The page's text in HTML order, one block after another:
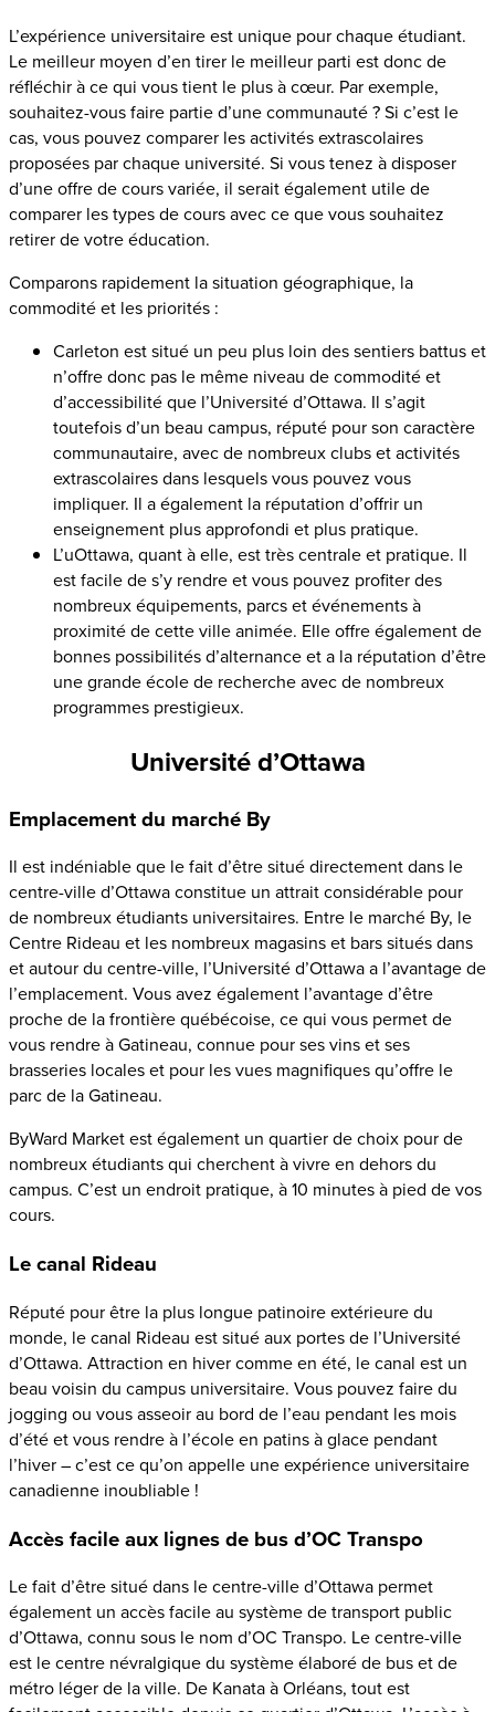
L’expérience universitaire est unique pour chaque étudiant.
Le meilleur moyen d’en tirer le meilleur parti est donc de
réfléchir à ce qui vous tient le plus à cœur. Par exemple,
souhaitez-vous faire partie d’une communauté ? Si c’est le
cas, vous pouvez comparer les activités extrascolaires
proposées par chaque université. Si vous tenez à disposer
d’une offre de cours variée, il serait également utile de
comparer les types de cours avec ce que vous souhaitez
retirer de votre éducation.
Comparons rapidement la situation géographique, la
commodité et les priorités :
Carleton est situé un peu plus loin des sentiers battus et
n’offre donc pas le même niveau de commodité et
d’accessibilité que l’Université d’Ottawa. Il s’agit
toutefois d’un beau campus, réputé pour son caractère
communautaire, avec de nombreux clubs et activités
extrascolaires dans lesquels vous pouvez vous
impliquer. Il a également la réputation d’offrir un
enseignement plus approfondi et plus pratique.
L’uOttawa, quant à elle, est très centrale et pratique. Il
est facile de s’y rendre et vous pouvez profiter des
nombreux équipements, parcs et événements à
proximité de cette ville animée. Elle offre également de
bonnes possibilités d’alternance et a la réputation d’être
une grande école de recherche avec de nombreux
programmes prestigieux.
Université d’Ottawa
Emplacement du marché By
Il est indéniable que le fait d’être situé directement dans le
centre-ville d’Ottawa constitue un attrait considérable pour
de nombreux étudiants universitaires. Entre le marché By, le
Centre Rideau et les nombreux magasins et bars situés dans
et autour du centre-ville, l’Université d’Ottawa a l’avantage de
l’emplacement. Vous avez également l’avantage d’être
proche de la frontière québécoise, ce qui vous permet de
vous rendre à Gatineau, connue pour ses vins et ses
brasseries locales et pour les vues magnifiques qu’offre le
parc de la Gatineau.
ByWard Market est également un quartier de choix pour de
nombreux étudiants qui cherchent à vivre en dehors du
campus. C’est un endroit pratique, à 10 minutes à pied de vos
cours.
Le canal Rideau
Réputé pour être la plus longue patinoire extérieure du
monde, le canal Rideau est situé aux portes de l’Université
d’Ottawa. Attraction en hiver comme en été, le canal est un
beau voisin du campus universitaire. Vous pouvez faire du
jogging ou vous asseoir au bord de l’eau pendant les mois
d’été et vous rendre à l’école en patins à glace pendant
l’hiver – c’est ce qu’on appelle une expérience universitaire
canadienne inoubliable !
Accès facile aux lignes de bus d’OC Transpo
Le fait d’être situé dans le centre-ville d’Ottawa permet
également un accès facile au système de transport public
d’Ottawa, connu sous le nom d’OC Transpo. Le centre-ville
est le centre névralgique du système élaboré de bus et de
métro léger de la ville. De Kanata à Orléans, tout est